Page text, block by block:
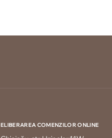
ELIBERAREA COMENZILOR ONLINE